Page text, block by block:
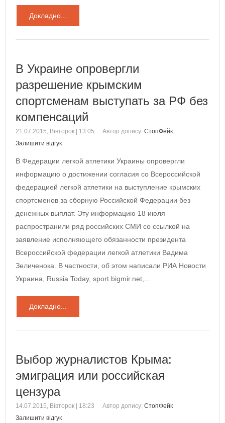
Докладно...
В Украине опровергли
разрешение крымским
спортсменам выступать за РФ без
компенсаций
21.07.2015, Вівторок | 13:05 Автор допису: СтопФейк
Залишити відгук
В Федерации легкой атлетики Украины опровергли
информацию о достижении согласия со Всероссийской
федерацией легкой атлетики на выступление крымских
спортсменов за сборную Российской Федерации без
денежных выплат. Эту информацию 18 июля
распространили ряд российских СМИ со ссылкой на
заявление исполняющего обязанности президента
Всероссийской федерации легкой атлетики Вадима
Зеличенока. В частности, об этом написали РИА Новости
Украина, Russia Today, sport.bigmir.net,…
Докладно...
Выбор журналистов Крыма:
эмиграция или российская
цензура
14.07.2015, Вівторок | 18:23 Автор допису: СтопФейк
Залишити відгук